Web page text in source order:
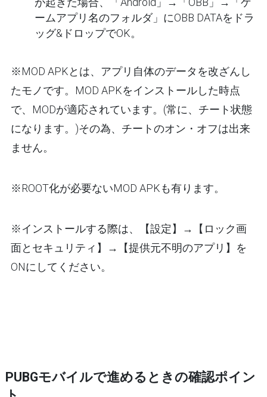
ームアプリ名のフォルダ」にOBB DATAをドラ
ッグ&ドロップでOK。
※MOD APKとは、アプリ自体のデータを改ざんし
たモノです。MOD APKをインストールした時点
で、MODが適応されています。(常に、チート状態
になります。)その為、チートのオン・オフは出来
ません。
※ROOT化が必要ないMOD APKも有ります。
※インストールする際は、【設定】→【ロック画
面とセキュリティ】→【提供元不明のアプリ】を
ONにしてください。
PUBGモバイルで進めるときの確認ポイン